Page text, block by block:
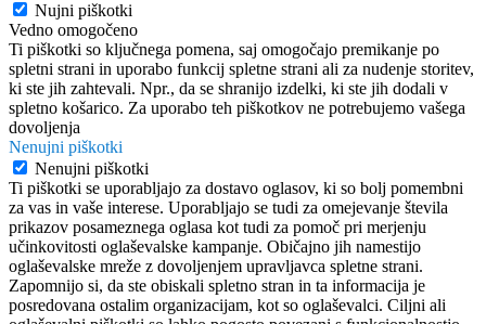
Nujni piškotki
Vedno omogočeno
Ti piškotki so ključnega pomena, saj omogočajo premikanje po
spletni strani in uporabo funkcij spletne strani ali za nudenje storitev,
ki ste jih zahtevali. Npr., da se shranijo izdelki, ki ste jih dodali v
spletno košarico. Za uporabo teh piškotkov ne potrebujemo vašega
dovoljenja
Nenujni piškotki
Nenujni piškotki
Ti piškotki se uporabljajo za dostavo oglasov, ki so bolj pomembni
za vas in vaše interese. Uporabljajo se tudi za omejevanje števila
prikazov posameznega oglasa kot tudi za pomoč pri merjenju
učinkovitosti oglaševalske kampanje. Običajno jih namestijo
oglaševalske mreže z dovoljenjem upravljavca spletne strani.
Zapomnijo si, da ste obiskali spletno stran in ta informacija je
posredovana ostalim organizacijam, kot so oglaševalci. Ciljni ali